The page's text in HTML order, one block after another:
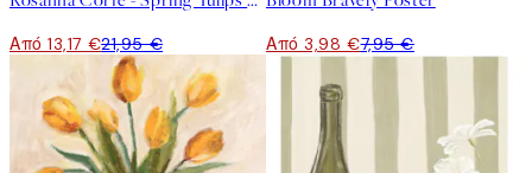
Από 13,17 €21,95 € Από 3,98 €7,95 €